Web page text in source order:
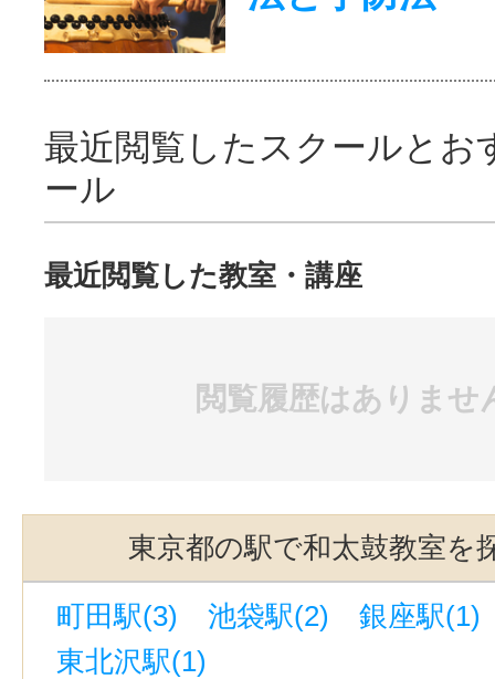
最近閲覧したスクールとお
ール
最近閲覧した教室・講座
閲覧履歴はありませ
東京都の駅で和太鼓教室を
町田駅(3) 池袋駅(2)
銀座駅(1)
東北沢駅(1)